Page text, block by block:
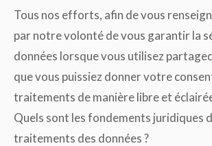
Tous nos efforts, afin de vous
par notre volonté de vous garantir la
données lorsque vous utilisez
que vous puissiez donner votre
traitements de manière libre et
Quels sont les fondements juridiques
traitements des données ?